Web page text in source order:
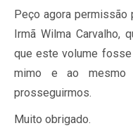
Peço agora permissão
Irmã Wilma Carvalho,
que este volume
mimo e ao mesmo
prosseguirmos.
Muito obrigado.